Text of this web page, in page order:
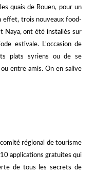
quais de Rouen, pour un
effet, trois nouveaux food-
Naya, ont été installés sur
estivale. L’occasion de
plats syriens ou de se
entre amis. On en salive
régional de tourisme
applications gratuites qui
de tous les secrets de